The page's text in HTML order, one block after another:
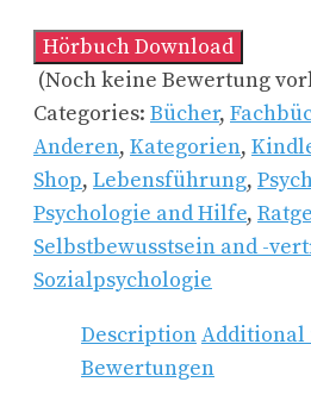
Hörbuch Download
(Noch keine Bewertung
Categories: Bücher,
Anderen, Kategorien,
Shop, Lebensführung,
Psychologie and Hilfe,
Selbstbewusstsein and -
Sozialpsychologie
Description
Bewertungen